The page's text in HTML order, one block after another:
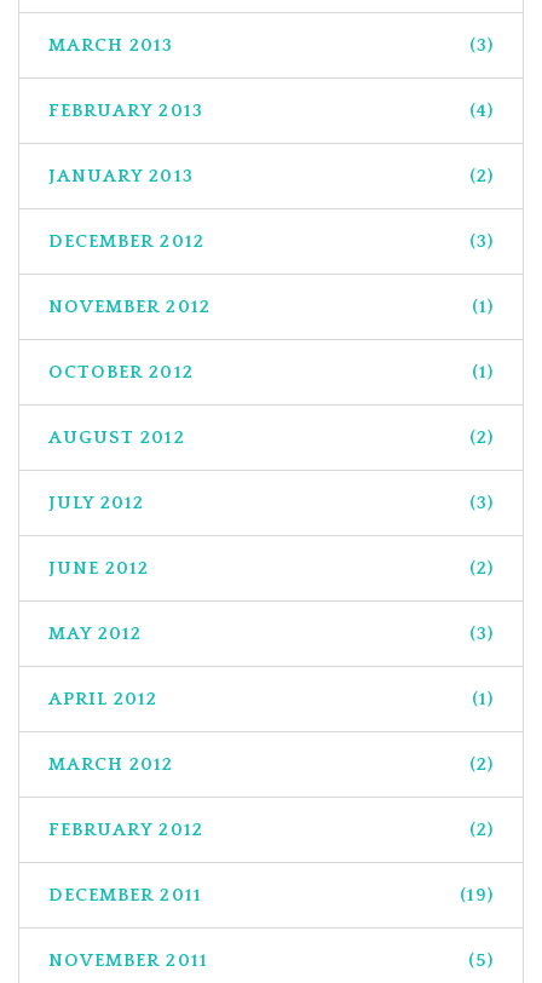
MARCH 2013 (3)
FEBRUARY 2013 (4)
JANUARY 2013 (2)
DECEMBER 2012 (3)
NOVEMBER 2012 (1)
OCTOBER 2012 (1)
AUGUST 2012 (2)
JULY 2012 (3)
JUNE 2012 (2)
MAY 2012 (3)
APRIL 2012 (1)
MARCH 2012 (2)
FEBRUARY 2012 (2)
DECEMBER 2011 (19)
NOVEMBER 2011 (5)